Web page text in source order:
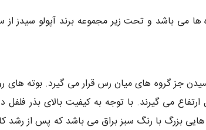
جز گروه های میان رس قرار می گیرد. بوته های
45 تا 60 سانتی متر پس ار رشد کامل ارتفاع می گیرند. با توجه به کیفیت
بزرگ با رنگ سبز براق می باشد که پس از رشد